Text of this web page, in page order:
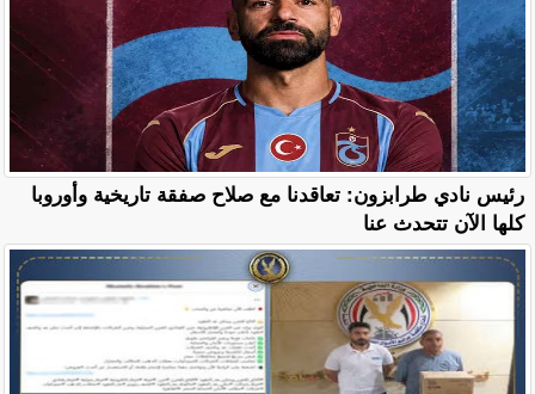
رئيس نادي طرابزون: تعاقدنا مع صلاح صفقة تاريخية وأوروبا
كلها الآن تتحدث عنا